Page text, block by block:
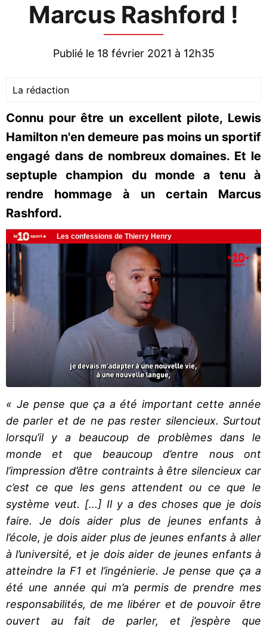
Marcus Rashford !
Publié le 18 février 2021 à 12h35
La rédaction
Connu pour être un excellent pilote, Lewis
Hamilton n'en demeure pas moins un sportif
engagé dans de nombreux domaines. Et le
septuple champion du monde a tenu à
rendre hommage à un certain Marcus
Rashford.
« Je pense que ça a été important cette année
de parler et de ne pas rester silencieux. Surtout
lorsqu’il y a beaucoup de problèmes dans le
monde et que beaucoup d’entre nous ont
l’impression d’être contraints à être silencieux car
c’est ce que les gens attendent ou ce que le
système veut. [...] Il y a des choses que je dois
faire. Je dois aider plus de jeunes enfants à
l’école, je dois aider plus de jeunes enfants à aller
à l’université, et je dois aider de jeunes enfants à
atteindre la F1 et l’ingénierie. Je pense que ça a
été une année qui m’a permis de prendre mes
responsabilités, de me libérer et de pouvoir être
ouvert au fait de parler, et j’espère que